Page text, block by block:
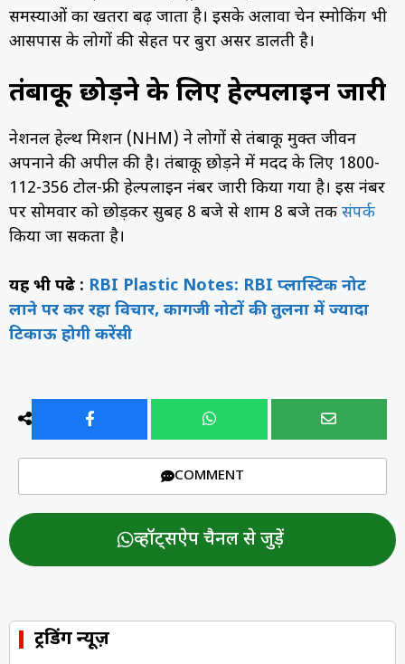
समस्याओं का खतरा बढ़ जाता है। इसके अलावा चेन स्मोकिंग भी
आसपास के लोगों की सेहत पर बुरा असर डालती है।
तंबाकू छोड़ने के लिए हेल्पलाइन जारी
नेशनल हेल्थ मिशन (NHM) ने लोगों से तंबाकू मुक्त जीवन
अपनाने की अपील की है। तंबाकू छोड़ने में मदद के लिए 1800-
112-356 टोल-फ्री हेल्पलाइन नंबर जारी किया गया है। इस नंबर
पर सोमवार को छोड़कर सुबह 8 बजे से शाम 8 बजे तक संपर्क
किया जा सकता है।
यह भी पढे़ : RBI Plastic Notes: RBI प्लास्टिक नोट
लाने पर कर रहा विचार, कागजी नोटों की तुलना में ज्यादा
टिकाऊ होगी करेंसी
COMMENT
व्हॉट्सऐप चैनल से जुड़ें
ट्रेंडिंग न्यूज़